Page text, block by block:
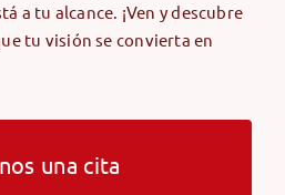
a tu alcance. ¡Ven y descubre
tu visión se convierta en
una cita